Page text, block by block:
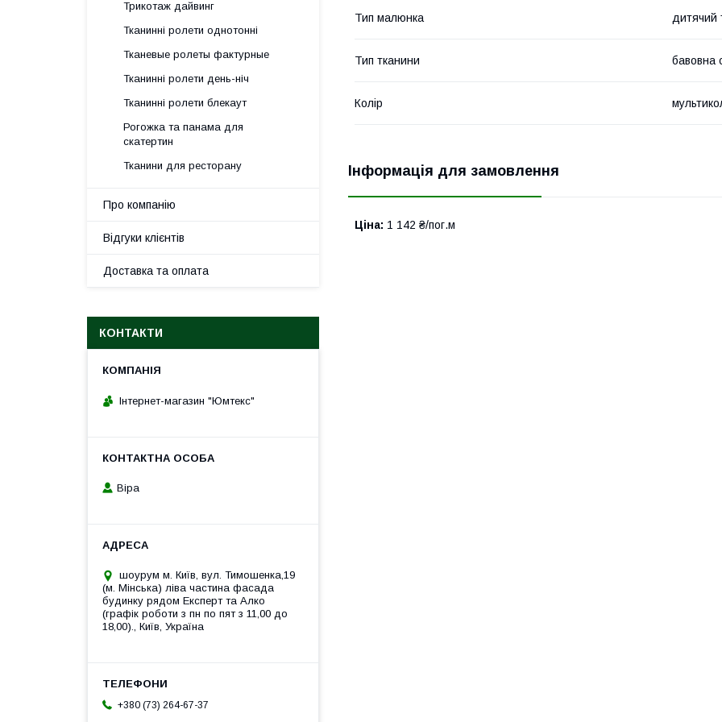
Тип малюнка дитячий
Тип тканини бавовна
Колір
Інформація для замовлення
Ціна: 1 142 ₴/пог.м
Трикотаж дайвинг
Тканинні ролети однотонні
Тканевые ролеты фактурные
Тканинні ролети день-ніч
Тканинні ролети блекаут
Рогожка та панама для
скатертин
Тканини для ресторану
Про компанію
Відгуки клієнтів
Доставка та оплата
КОНТАКТИ
Інтернет-магазин "Юмтекс"
Віра
шоурум м. Київ, вул. Тимошенка,19
(м. Мінська) ліва частина фасада
будинку рядом Експерт та Алко
(графік роботи з пн по пят з 11,00 до
18,00)., Київ, Україна
+380 (73) 264-67-37